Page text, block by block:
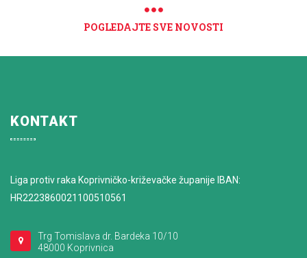
POGLEDAJTE SVE NOVOSTI
KONTAKT
Liga protiv raka Koprivničko-križevačke županije IBAN:
HR2223860021100510561
Trg Tomislava dr. Bardeka 10/10
48000 Koprivnica